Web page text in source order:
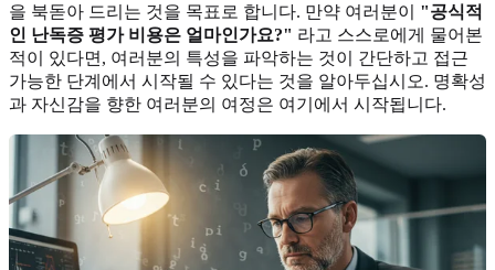
을 북돋아 드리는 것을 목표로 합니다. 만약 여러분이 "공식적
인 난독증 평가 비용은 얼마인가요?" 라고 스스로에게 물어본
적이 있다면, 여러분의 특성을 파악하는 것이 간단하고 접근
가능한 단계에서 시작될 수 있다는 것을 알아두십시오. 명확성
과 자신감을 향한 여러분의 여정은 여기에서 시작됩니다.